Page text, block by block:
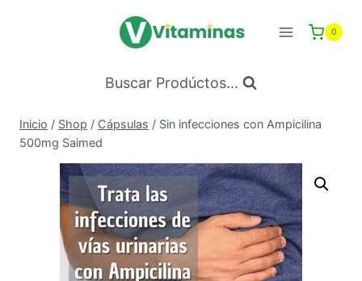
0
Buscar Prodúctos...
Inicio / Shop / Cápsulas / Sin infecciones con Ampicilina
500mg Saimed